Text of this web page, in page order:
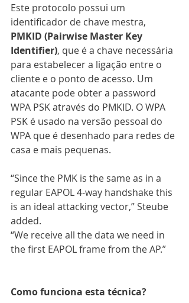
Este protocolo possui um
identificador de chave mestra,
PMKID (Pairwise Master Key
Identifier), que é a chave necessária
para estabelecer a ligação entre o
cliente e o ponto de acesso. Um
atacante pode obter a password
WPA PSK através do PMKID. O WPA
PSK é usado na versão pessoal do
WPA que é desenhado para redes de
casa e mais pequenas.
“Since the PMK is the same as in a
regular EAPOL 4-way handshake this
is an ideal attacking vector,” Steube
added.
“We receive all the data we need in
the first EAPOL frame from the AP.”
Como funciona esta técnica?